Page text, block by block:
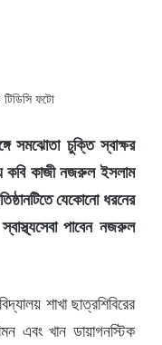
ফটো
সমঝোতা চুক্তি স্বাক্ষর
কবি কাজী নজরুল ইসলাম
যেকোনো ধরনের
পাবেন নজরুল
শাখা ছাত্রশিবিরের
এবং খান ডায়াগনস্টিক